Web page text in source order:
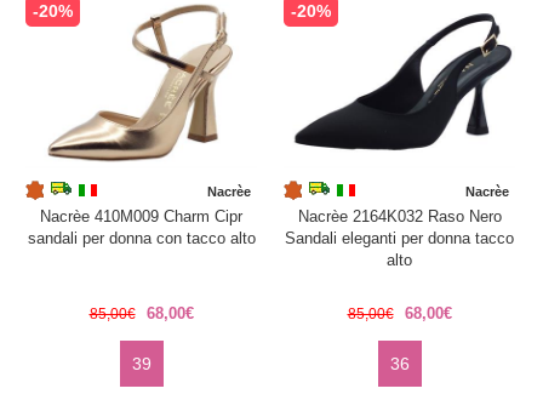
-20%
Nacrèe
Nacrèe 410M009 Charm Cipr
sandali per donna con tacco alto
85,00€ 68,00€
39
-20%
Nacrèe
Nacrèe 2164K032 Raso Nero
Sandali eleganti per donna tacco
alto
85,00€ 68,00€
36